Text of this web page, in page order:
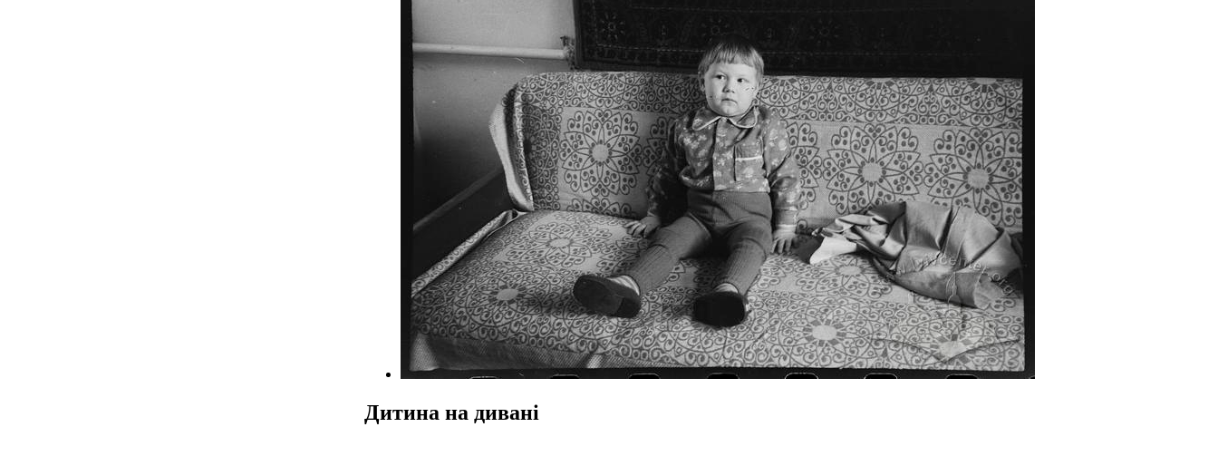
Дитина на дивані